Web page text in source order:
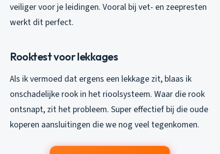
veiliger voor je leidingen. Vooral bij vet- en zeepresten
werkt dit perfect.
Rooktest voor lekkages
Als ik vermoed dat ergens een lekkage zit, blaas ik
onschadelijke rook in het rioolsysteem. Waar die rook
ontsnapt, zit het probleem. Super effectief bij die oude
koperen aansluitingen die we nog veel tegenkomen.